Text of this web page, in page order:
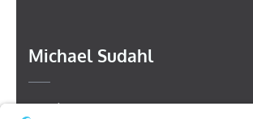
Michael Sudahl
Beethovenstr. 4